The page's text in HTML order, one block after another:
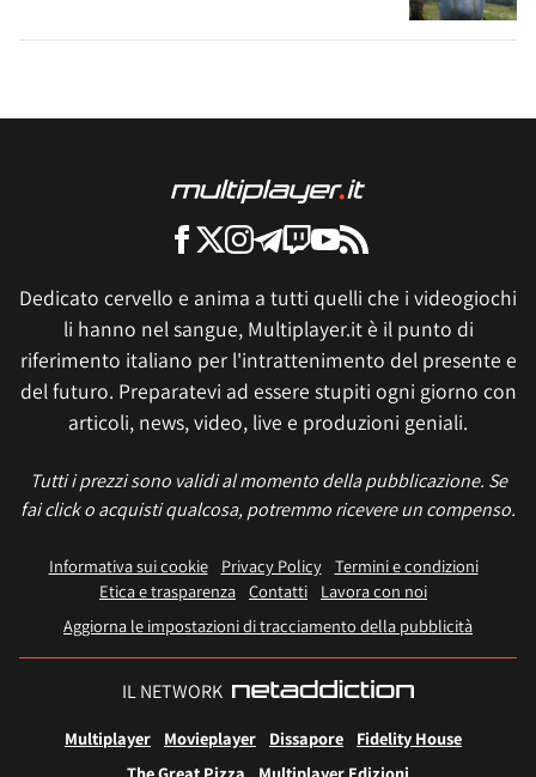
Dedicato cervello e anima a tutti quelli che i videogiochi
li hanno nel sangue, Multiplayer.it è il punto di
riferimento italiano per l'intrattenimento del presente e
del futuro. Preparatevi ad essere stupiti ogni giorno con
articoli, news, video, live e produzioni geniali.
Tutti i prezzi sono validi al momento della pubblicazione. Se
fai click o acquisti qualcosa, potremmo ricevere un compenso.
Informativa sui cookie Privacy Policy
Termini e condizioni
Etica e trasparenza Contatti
Lavora con noi
Aggiorna le impostazioni di tracciamento della pubblicità
IL NETWORK
Multiplayer Movieplayer Dissapore
Fidelity House